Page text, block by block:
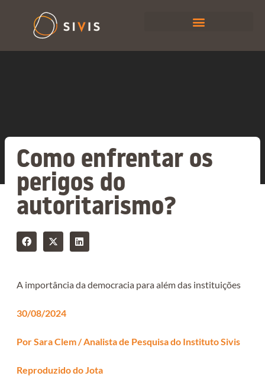
Como enfrentar os
perigos do
autoritarismo?
A importância da democracia para além das instituições
30/08/2024
Por Sara Clem / Analista de Pesquisa do Instituto Sivis
Reproduzido do Jota